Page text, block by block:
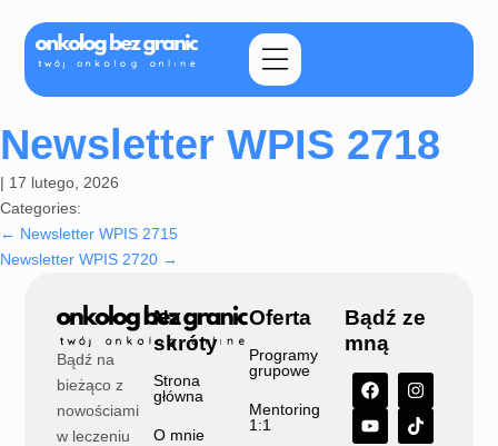
Newsletter WPIS 2718
| 17 lutego, 2026
Categories:
← Newsletter WPIS 2715
Newsletter WPIS 2720 →
Bądź na
bieżąco z
nowościami
w leczeniu
Na
skróty
Strona
główna
O mnie
Oferta
Programy
grupowe
Mentoring
1:1
Bądź ze
mną